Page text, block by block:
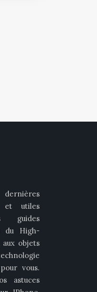
et utiles
guides
du High-
aux objets
vous.
astuces